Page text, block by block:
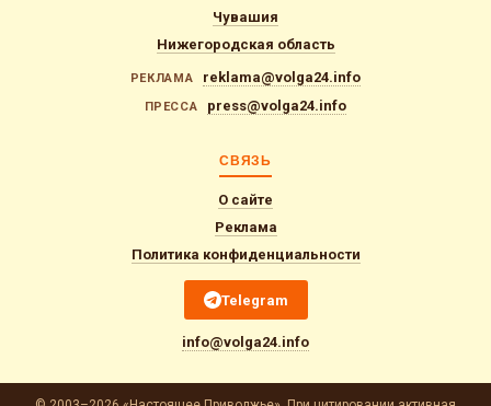
Чувашия
Нижегородская область
РЕКЛАМА reklama@volga24.info
ПРЕССА press@volga24.info
СВЯЗЬ
О сайте
Реклама
Политика конфиденциальности
Telegram
info@volga24.info